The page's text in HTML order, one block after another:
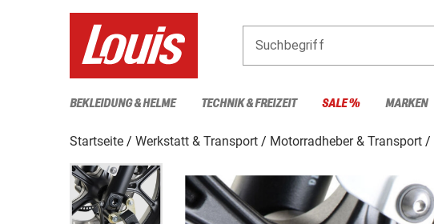
Suchbegriff
BEKLEIDUNG & HELME TECHNIK & FREIZEIT SALE % MARKEN
Startseite Werkstatt & Transport Motorradheber & Transport